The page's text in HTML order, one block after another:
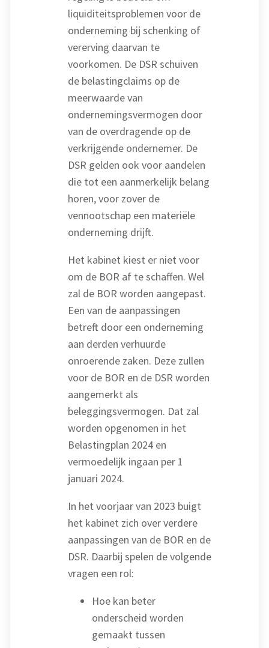
liquiditeitsproblemen voor de
onderneming bij schenking of
vererving daarvan te
voorkomen. De DSR schuiven
de belastingclaims op de
meerwaarde van
ondernemingsvermogen door
van de overdragende op de
verkrijgende ondernemer. De
DSR gelden ook voor aandelen
die tot een aanmerkelijk belang
horen, voor zover de
vennootschap een materiële
onderneming drijft.
Het kabinet kiest er niet voor
om de BOR af te schaffen. Wel
zal de BOR worden aangepast.
Een van de aanpassingen
betreft door een onderneming
aan derden verhuurde
onroerende zaken. Deze zullen
voor de BOR en de DSR worden
aangemerkt als
beleggingsvermogen. Dat zal
worden opgenomen in het
Belastingplan 2024 en
vermoedelijk ingaan per 1
januari 2024.
In het voorjaar van 2023 buigt
het kabinet zich over verdere
aanpassingen van de BOR en de
DSR. Daarbij spelen de volgende
vragen een rol:
Hoe kan beter
onderscheid worden
gemaakt tussen